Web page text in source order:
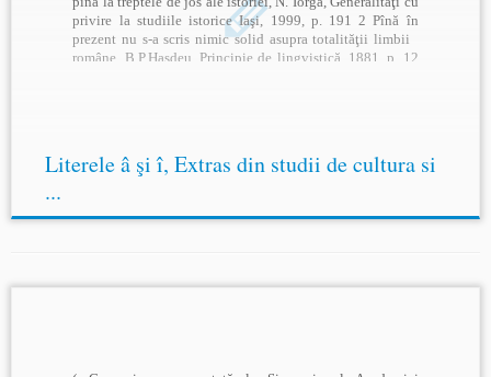
privire la studiile istorice Iaşi, 1999, p. 191 2 Pînă în
prezent nu s-a scris nimic solid asupra totalităţii limbii
române. B.P.Hasdeu, Principie de lingvistică, 1881, p. 12
Literele â şi î, Extras din studii de cultura si
...